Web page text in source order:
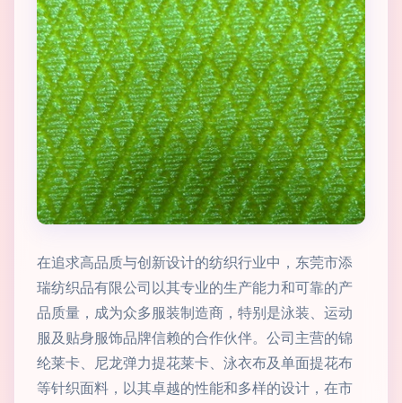
在追求高品质与创新设计的纺织行业中，东莞市添
瑞纺织品有限公司以其专业的生产能力和可靠的产
品质量，成为众多服装制造商，特别是泳装、运动
服及贴身服饰品牌信赖的合作伙伴。公司主营的锦
纶莱卡、尼龙弹力提花莱卡、泳衣布及单面提花布
等针织面料，以其卓越的性能和多样的设计，在市